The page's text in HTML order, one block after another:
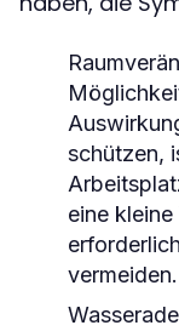
schützen,
eine
vermeiden.